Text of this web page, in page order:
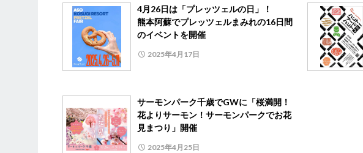
4月26日は「プレッツェルの日」！
熊本阿蘇でプレッツェルまみれの16日間
のイベントを開催
2025年4月17日
サーモンパーク千歳でGWに「桜満開！
花よりサーモン！サーモンパークでお花
見まつり」開催
2025年4月25日